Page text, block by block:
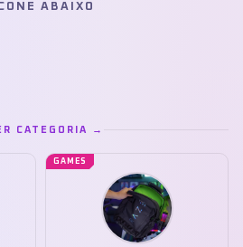
ABAIXO
CATEGORIA →
GAMES